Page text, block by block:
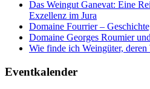
Das Weingut Ganevat: Eine
Exzellenz im Jura
Domaine Fourrier –
Domaine Georges Roumier
Wie finde ich Weingüter, deren
Eventkalender